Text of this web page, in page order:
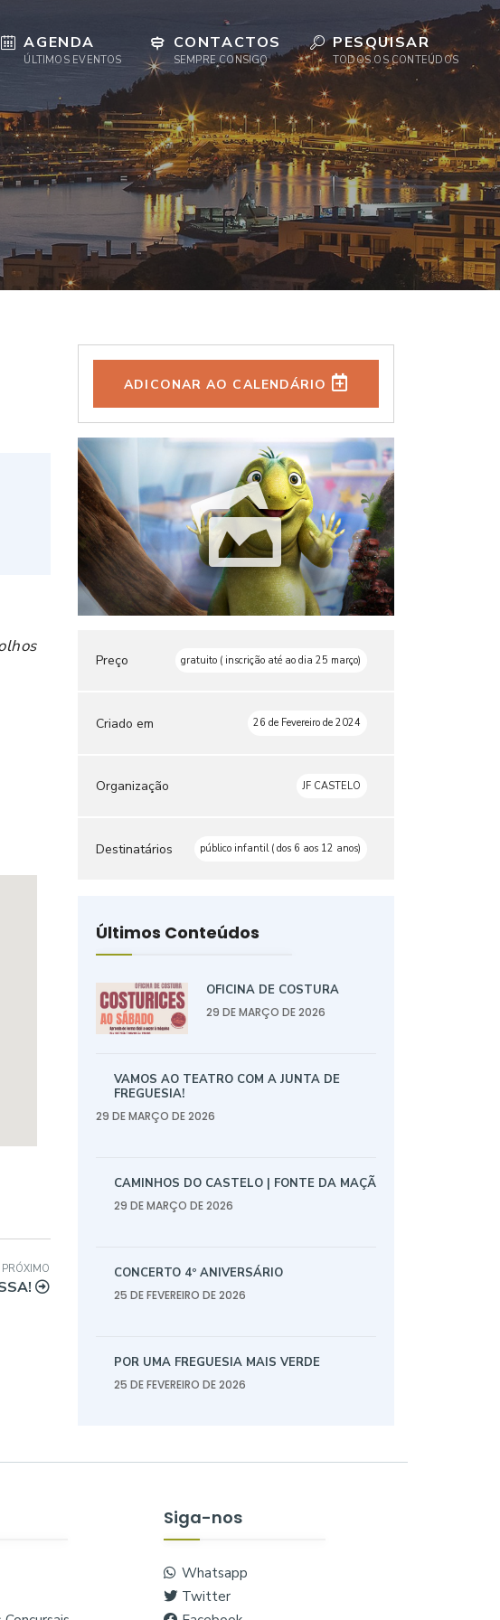
AGENDA
ÚLTIMOS EVENTOS
CONTACTOS
SEMPRE CONSIGO
PESQUISAR
TODOS OS CONTEÚDOS
PRÓXIMO
ADICONAR AO CALENDÁRIO
Preço gratuito ( inscrição até ao dia 25 março)
Criado em 26 de Fevereiro de 2024
Organização JF CASTELO
Destinatários público infantil ( dos 6 aos 12 anos)
Últimos Conteúdos
OFICINA DE COSTURA
29 DE MARÇO DE 2026
VAMOS AO TEATRO COM A JUNTA DE
FREGUESIA!
29 DE MARÇO DE 2026
CAMINHOS DO CASTELO | FONTE DA MAÇÃ
29 DE MARÇO DE 2026
CONCERTO 4º ANIVERSÁRIO
25 DE FEVEREIRO DE 2026
POR UMA FREGUESIA MAIS VERDE
25 DE FEVEREIRO DE 2026
Siga-nos
Whatsapp
Twitter